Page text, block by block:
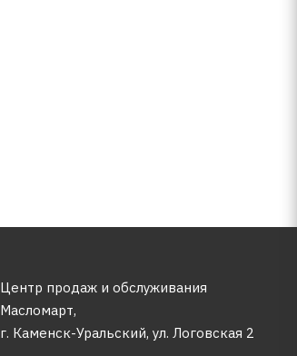
Центр продаж и обслуживания
Масломарт,
г. Каменск-Уральский, ул. Логовская 2